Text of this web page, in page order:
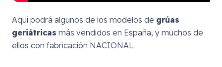
Aquí podrá algunos de los modelos de grúas
geriátricas más vendidos en España, y muchos de
ellos con fabricación NACIONAL.